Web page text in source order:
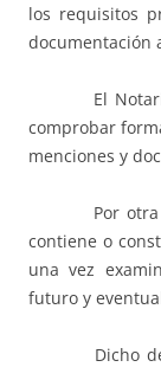
los requisitos
documentación
El Notario o
comprobar
menciones y
Por otra
contiene o
una vez
futuro y
Dicho de